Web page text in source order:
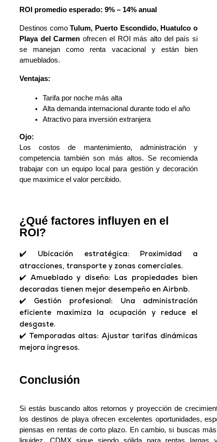
ROI promedio esperado: 9% – 14% anual
Destinos comoTulum, Puerto Escondido, Huatulco o
Playa del Carmen ofrecen el ROI más alto del país si
se manejan como renta vacacional y están bien
amueblados.
Ventajas:
Tarifa por noche más alta
Alta demanda internacional durante todo el año
Atractivo para inversión extranjera
Ojo:
Los costos de mantenimiento, administración y
competencia también son más altos. Se recomienda
trabajar con un equipo local para gestión y decoración
que maximice el valor percibido.
¿Qué factores influyen en el
ROI?
✔️ Ubicación estratégica: Proximidad a
atracciones, transporte y zonas comerciales.
✔️ Amueblado y diseño: Las propiedades bien
decoradas tienen mejor desempeño en Airbnb.
✔️ Gestión profesional: Una administración
eficiente maximiza la ocupación y reduce el
desgaste.
✔️ Temporadas altas: Ajustar tarifas dinámicas
mejora ingresos.
Conclusión
Si estás buscando altos retornos y proyección de
los destinos de playa ofrecen excelentes oportunidades,
piensas en rentas de corto plazo. En cambio, si buscas